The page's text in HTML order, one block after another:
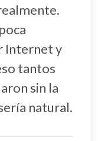
Internet y
tantos
sin la
natural.